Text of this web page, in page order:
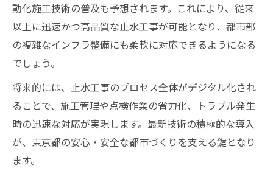
動化施工技術の普及も予想されます。これにより、従来
以上に迅速かつ高品質な止水工事が可能となり、都市部
の複雑なインフラ整備にも柔軟に対応できるようになる
でしょう。
将来的には、止水工事のプロセス全体がデジタル化され
ることで、施工管理や点検作業の省力化、トラブル発生
時の迅速な対応が実現します。最新技術の積極的な導入
が、東京都の安心・安全な都市づくりを支える鍵となり
ます。